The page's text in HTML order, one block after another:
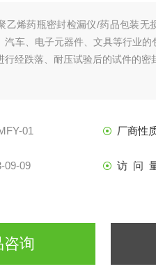
乙烯药瓶密封检漏仪/药品包装无
汽车、电子元器件、文具等行业
行经跌落、耐压试验后的试件的密
01 厂商性
09-09 访 问
咨询